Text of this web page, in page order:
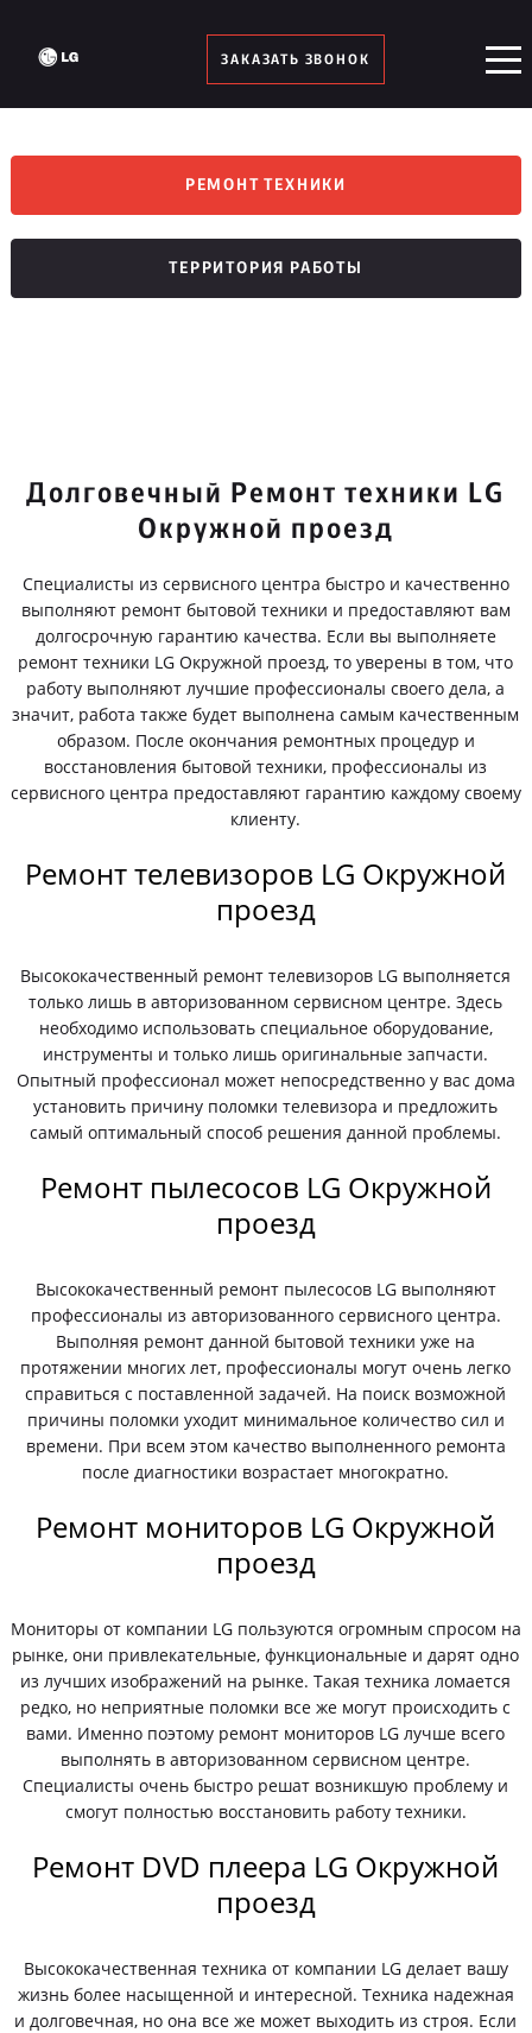
ЗАКАЗАТЬ ЗВОНОК
РЕМОНТ ТЕХНИКИ
ТЕРРИТОРИЯ РАБОТЫ
Долговечный Ремонт техники LG
Окружной проезд
Специалисты из сервисного центра быстро и качественно
выполняют ремонт бытовой техники и предоставляют вам
долгосрочную гарантию качества. Если вы выполняете
ремонт техники LG Окружной проезд, то уверены в том, что
работу выполняют лучшие профессионалы своего дела, а
значит, работа также будет выполнена самым качественным
образом. После окончания ремонтных процедур и
восстановления бытовой техники, профессионалы из
сервисного центра предоставляют гарантию каждому своему
клиенту.
Ремонт телевизоров LG Окружной
проезд
Высококачественный ремонт телевизоров LG выполняется
только лишь в авторизованном сервисном центре. Здесь
необходимо использовать специальное оборудование,
инструменты и только лишь оригинальные запчасти.
Опытный профессионал может непосредственно у вас дома
установить причину поломки телевизора и предложить
самый оптимальный способ решения данной проблемы.
Ремонт пылесосов LG Окружной
проезд
Высококачественный ремонт пылесосов LG выполняют
профессионалы из авторизованного сервисного центра.
Выполняя ремонт данной бытовой техники уже на
протяжении многих лет, профессионалы могут очень легко
справиться с поставленной задачей. На поиск возможной
причины поломки уходит минимальное количество сил и
времени. При всем этом качество выполненного ремонта
после диагностики возрастает многократно.
Ремонт мониторов LG Окружной
проезд
Мониторы от компании LG пользуются огромным спросом на
рынке, они привлекательные, функциональные и дарят одно
из лучших изображений на рынке. Такая техника ломается
редко, но неприятные поломки все же могут происходить с
вами. Именно поэтому ремонт мониторов LG лучше всего
выполнять в авторизованном сервисном центре.
Специалисты очень быстро решат возникшую проблему и
смогут полностью восстановить работу техники.
Ремонт DVD плеера LG Окружной
проезд
Высококачественная техника от компании LG делает вашу
жизнь более насыщенной и интересной. Техника надежная
и долговечная, но она все же может выходить из строя. Если